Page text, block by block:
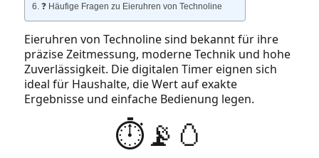
❓ Häufige Fragen zu Eieruhren von Technoline
Eieruhren von Technoline sind bekannt für ihre
präzise Zeitmessung, moderne Technik und hohe
Zuverlässigkeit. Die digitalen Timer eignen sich
ideal für Haushalte, die Wert auf exakte
Ergebnisse und einfache Bedienung legen.
⏱️📡🥚